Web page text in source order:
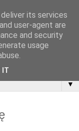
▼
its services
user-agent are
and security
usage
IT